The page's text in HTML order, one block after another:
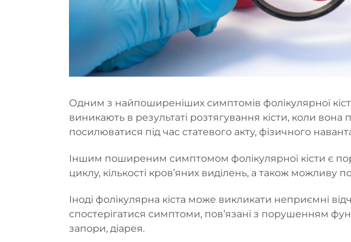
Одним з найпоширеніших симптомів фолікулярної
виникають в результаті розтягування кісти, коли
посилюватися під час статевого акту, фізичного
Іншим поширеним симптомом фолікулярної кісти є
циклу, кількості кров’яних виділень, а також
Іноді фолікулярна кіста може викликати неприємні
спостерігатися симптоми, пов’язані з порушенням
запори, діарея.